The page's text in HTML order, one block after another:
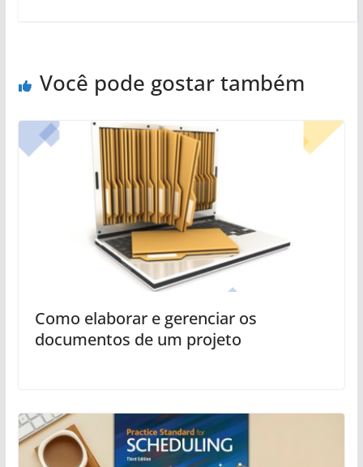
Você pode gostar também
Como elaborar e gerenciar os
documentos de um projeto